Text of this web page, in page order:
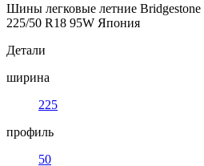
Шины легковые летние Bridgestone
225/50 R18 95W Япония
Детали
ширина
225
профиль
50